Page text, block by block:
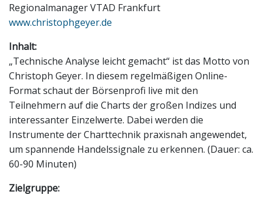
Regionalmanager VTAD Frankfurt
www.christophgeyer.de
Inhalt:
„Technische Analyse leicht gemacht“ ist das Motto von
Christoph Geyer. In diesem regelmäßigen Online-
Format schaut der Börsenprofi live mit den
Teilnehmern auf die Charts der großen Indizes und
interessanter Einzelwerte. Dabei werden die
Instrumente der Charttechnik praxisnah angewendet,
um spannende Handelssignale zu erkennen. (Dauer: ca.
60-90 Minuten)
Zielgruppe: